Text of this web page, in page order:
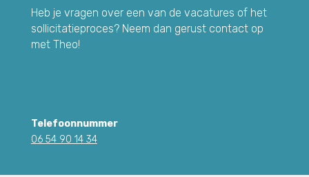
Heb je vragen over een van de vacatures of het
sollicitatieproces? Neem dan gerust contact op
met Theo!
Telefoonnummer
06 54 90 14 34